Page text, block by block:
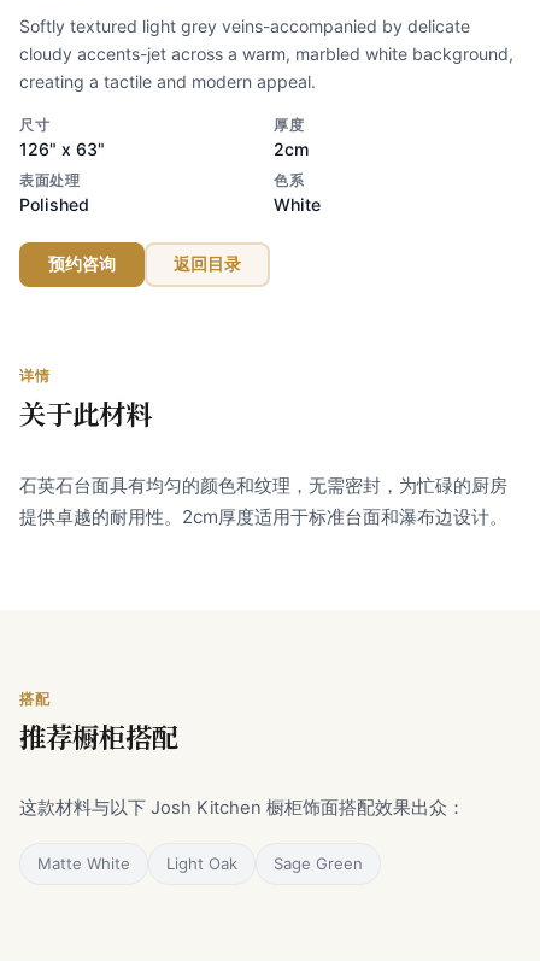
Softly textured light grey veins-accompanied by delicate
cloudy accents-jet across a warm, marbled white background,
creating a tactile and modern appeal.
尺寸
126" x 63"
厚度
2cm
表面处理
Polished
色系
White
预约咨询 返回目录
详情
关于此材料
石英石台面具有均匀的颜色和纹理，无需密封，为忙碌的厨房
提供卓越的耐用性。2cm厚度适用于标准台面和瀑布边设计。
搭配
推荐橱柜搭配
这款材料与以下 Josh Kitchen 橱柜饰面搭配效果出众：
Matte White Light Oak Sage Green